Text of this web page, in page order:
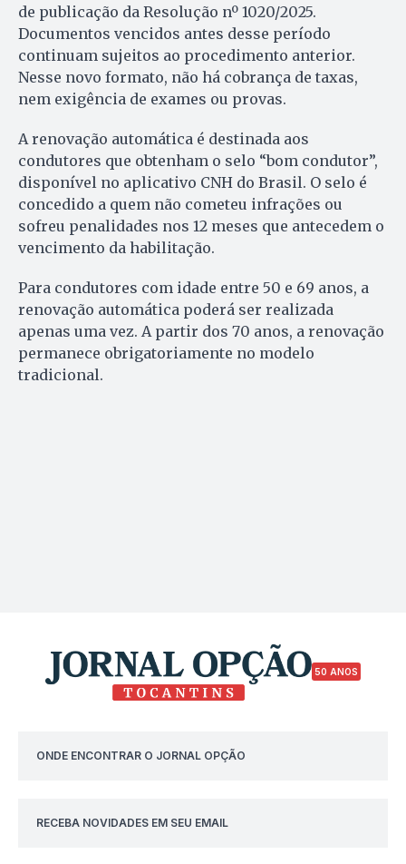
de publicação da Resolução nº 1020/2025.
Documentos vencidos antes desse período
continuam sujeitos ao procedimento anterior.
Nesse novo formato, não há cobrança de taxas,
nem exigência de exames ou provas.
A renovação automática é destinada aos
condutores que obtenham o selo “bom condutor”,
disponível no aplicativo CNH do Brasil. O selo é
concedido a quem não cometeu infrações ou
sofreu penalidades nos 12 meses que antecedem o
vencimento da habilitação.
Para condutores com idade entre 50 e 69 anos, a
renovação automática poderá ser realizada
apenas uma vez. A partir dos 70 anos, a renovação
permanece obrigatoriamente no modelo
tradicional.
50 ANOS
ONDE ENCONTRAR O JORNAL OPÇÃO
RECEBA NOVIDADES EM SEU EMAIL